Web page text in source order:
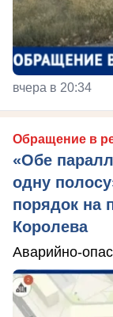
вчера в 20:34
Обращение в
«Обе
одну
порядок на
Королева
Аварийно-